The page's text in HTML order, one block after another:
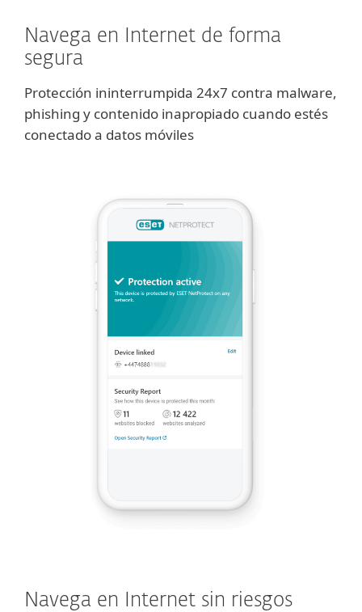
Navega en Internet de forma
segura
Protección ininterrumpida 24x7 contra malware,
phishing y contenido inapropiado cuando estés
conectado a datos móviles
Navega en Internet sin riesgos